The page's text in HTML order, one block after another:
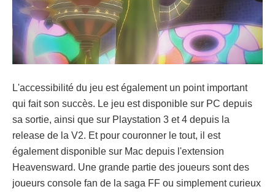
L'accessibilité du jeu est également un point important
qui fait son succès. Le jeu est disponible sur PC depuis
sa sortie, ainsi que sur Playstation 3 et 4 depuis la
release de la V2. Et pour couronner le tout, il est
également disponible sur Mac depuis l'extension
Heavensward. Une grande partie des joueurs sont des
joueurs console fan de la saga FF ou simplement curieux